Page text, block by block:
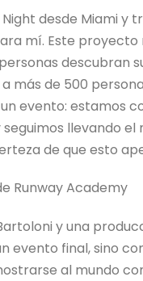
desde Miami
mí. Este
descubran
más de 500
evento: estamos
llevando
de que esto
Runway Academy
y una
evento final, sino
al mundo